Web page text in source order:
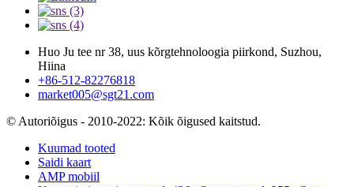
Huo Ju tee nr 38, uus kõrgtehnoloogia piirkond, Suzhou,
Hiina
+86-512-82276818
market005@sgt21.com
© Autoriõigus - 2010-2022: Kõik õigused kaitstud.
Kuumad tooted
Saidi kaart
AMP mobiil